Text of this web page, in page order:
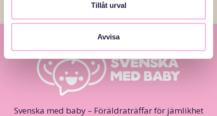
Tillåt urval
Avvisa
Svenska med baby – Föräldraträffar för jämlikhet